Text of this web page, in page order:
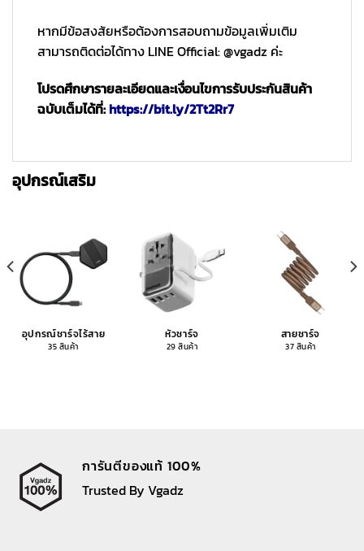
หากมีข้อสงสัยหรือต้องการสอบถามข้อมูลเพิ่มเติม
สามารถติดต่อได้ทาง LINE Official: @vgadz ค่ะ
โปรดศึกษารายละเอียดและเงื่อนไขการรับประกันสินค้า
ฉบับเต็มได้ที่:https://bit.ly/2Tt2Rr7
อุปกรณ์เสริม
อุปกรณ์ชาร์จไร้สาย
35 สินค้า
หัวชาร์จ
29 สินค้า
สายชาร์จ
37 สินค้า
การันตีของแท้ 100%
Trusted By Vgadz